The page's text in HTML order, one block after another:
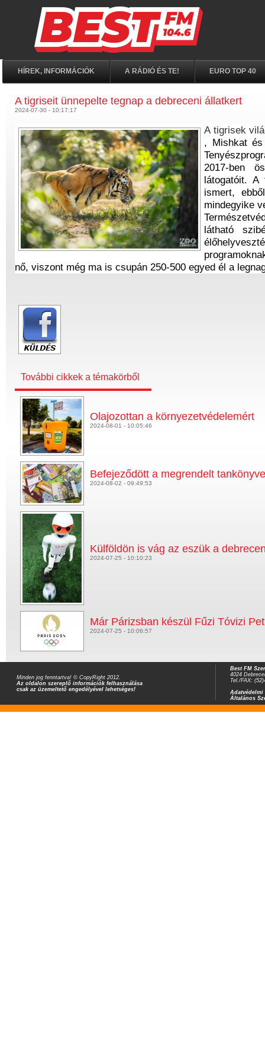
HÍREK, INFORMÁCIÓK A RÁDIÓ ÉS TE! EURO TOP 40
A tigriseit ünnepelte tegnap a debreceni állatkert
2024-07-30 - 10:17:17
A tigrisek
, Mishkat és
2017-ben
látogatóit. A
ismert,
mindegyike
látható
nő, viszont még ma is csupán 250-500 egyed él a
További cikkek a témakörből
Olajozottan a környezetvédelemért
2024-08-01 - 10:05:46
Befejeződött a megrendelt
2024-08-02 - 09:49:53
Külföldön is vág az eszük a
2024-07-25 - 10:10:23
Már Párizsban készül Fűzi Tóvizi
2024-07-25 - 10:06:57
Minden jog fenntartva! © CopyRight 2012.
Az oldalon szereplő információk felhasználása
csak az üzemeltető engedélyével lehetséges!
Best FM
4024
Tel./FAX:
Adatvédelmi
Általános